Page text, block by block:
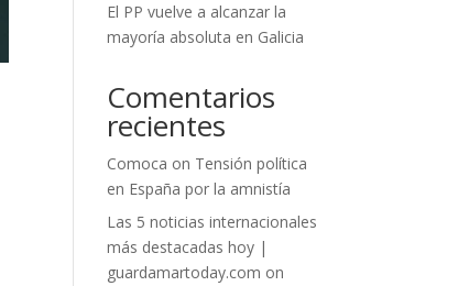
El PP vuelve a alcanzar la
mayoría absoluta en Galicia
Comentarios
recientes
Comoca on Tensión política
en España por la amnistía
Las 5 noticias internacionales
más destacadas hoy |
guardamartoday.com on